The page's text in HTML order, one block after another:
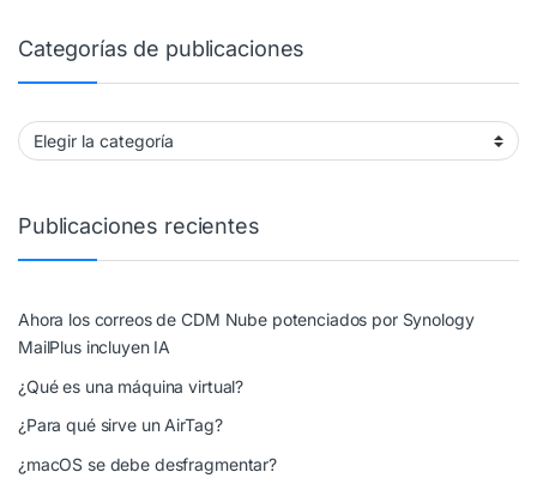
Categorías de publicaciones
Categorías de publicaciones
Publicaciones recientes
Ahora los correos de CDM Nube potenciados por Synology
MailPlus incluyen IA
¿Qué es una máquina virtual?
¿Para qué sirve un AirTag?
¿macOS se debe desfragmentar?